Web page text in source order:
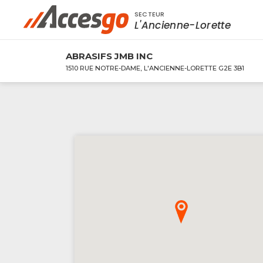
Rechercher à proximité - Entreprise /
SECTEUR
L'Ancienne-Lorette
ABRASIFS JMB INC
1510 RUE NOTRE-DAME, L'ANCIENNE-LORETTE G2E 3B1